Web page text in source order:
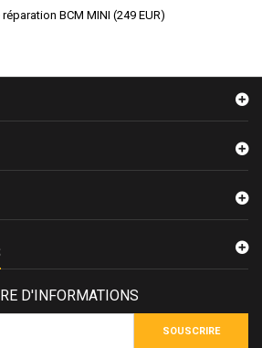
BCM MINI (249 EUR)
D'INFORMATIONS
SOUSCRIRE